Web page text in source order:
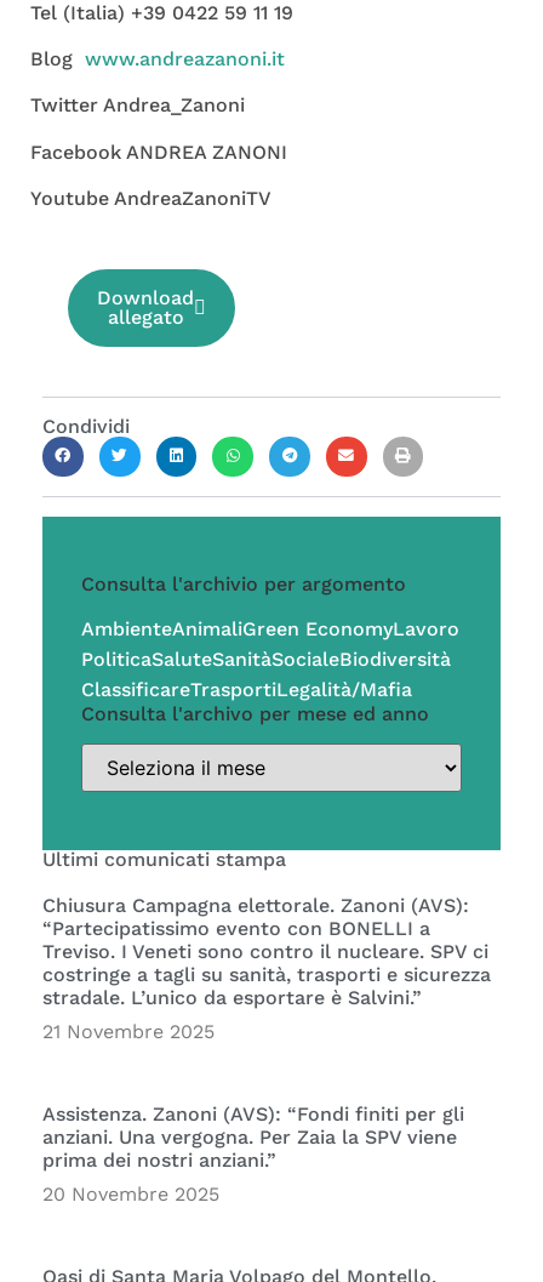
Tel (Italia) +39 0422 59 11 19
Blog www.andreazanoni.it
Twitter Andrea_Zanoni
Facebook ANDREA ZANONI
Youtube AndreaZanoniTV
Download
allegato
Condividi
Consulta l'archivio per argomento
AmbienteAnimaliGreen EconomyLavoro
PoliticaSaluteSanitàSocialeBiodiversità
ClassificareTrasportiLegalità/Mafia
Consulta l'archivo per mese ed anno
Ultimi comunicati stampa
Chiusura Campagna elettorale. Zanoni (AVS):
“Partecipatissimo evento con BONELLI a
Treviso. I Veneti sono contro il nucleare. SPV ci
costringe a tagli su sanità, trasporti e sicurezza
stradale. L’unico da esportare è Salvini.”
21 Novembre 2025
Assistenza. Zanoni (AVS): “Fondi finiti per gli
anziani. Una vergogna. Per Zaia la SPV viene
prima dei nostri anziani.”
20 Novembre 2025
Oasi di Santa Maria Volpago del Montello.